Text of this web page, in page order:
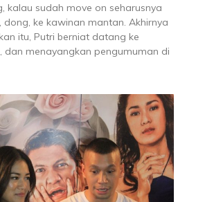
kalau sudah move on seharusnya
ke kawinan mantan. Akhirnya
itu, Putri berniat datang ke
dan menayangkan pengumuman di